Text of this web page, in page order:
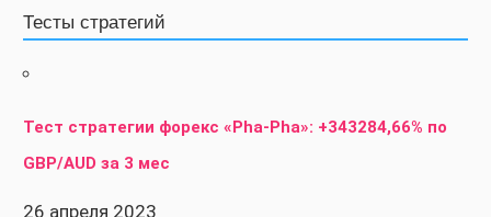
Тесты стратегий
Тест стратегии форекс «Pha-Pha»: +343284,66% по
GBP/AUD за 3 мес
26 апреля 2023